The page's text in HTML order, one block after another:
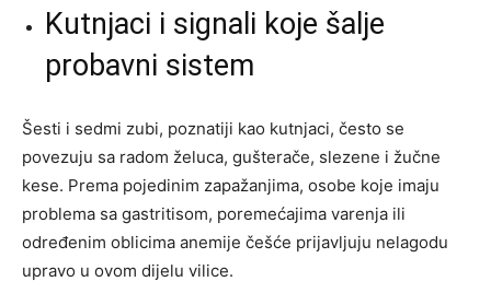
Kutnjaci i signali koje šalje
probavni sistem
Šesti i sedmi zubi, poznatiji kao kutnjaci, često se
povezuju sa radom želuca, gušterače, slezene i žučne
kese. Prema pojedinim zapažanjima, osobe koje imaju
problema sa gastritisom, poremećajima varenja ili
određenim oblicima anemije češće prijavljuju nelagodu
upravo u ovom dijelu vilice.